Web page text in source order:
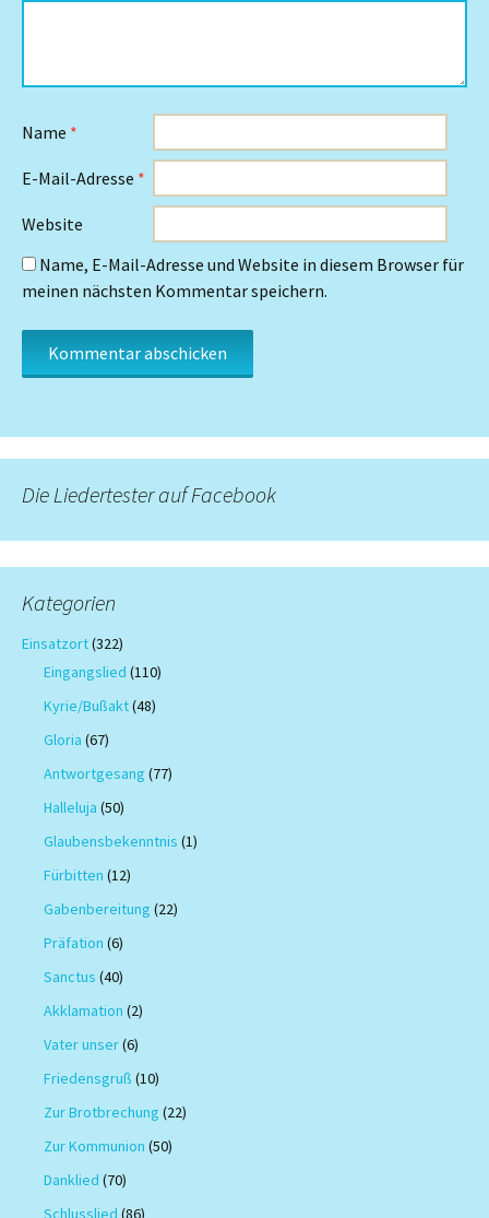
Name *
E-Mail-Adresse *
Website
Name, E-Mail-Adresse und Website in diesem Browser für
meinen nächsten Kommentar speichern.
Die Liedertester auf Facebook
Kategorien
Einsatzort(322)
Eingangslied (110)
Kyrie/Bußakt(48)
Gloria (67)
Antwortgesang (77)
Halleluja (50)
Glaubensbekenntnis (1)
Fürbitten (12)
Gabenbereitung (22)
Präfation (6)
Sanctus (40)
Akklamation (2)
Vater unser(6)
Friedensgruß (10)
Zur Brotbrechung (22)
Zur Kommunion (50)
Danklied (70)
Schlusslied (86)